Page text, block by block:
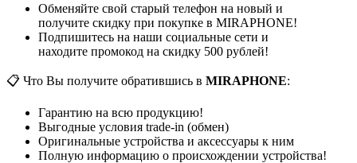
Обменяйте свой старый телефон на новый и
получите скидку при покупке в MIRAPHONE!
Подпишитесь на наши социальные сети и
находите промокод на скидку 500 рублей!
📋 Что Вы получите обратившись в MIRAPHONE:
Гарантию на всю продукцию!
Выгодные условия trade-in (обмен)
Оригинальные устройства и аксессуары к ним
Полную информацию о происхождении устройства!